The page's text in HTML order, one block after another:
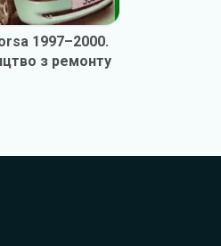
1997–2000.
з ремонту